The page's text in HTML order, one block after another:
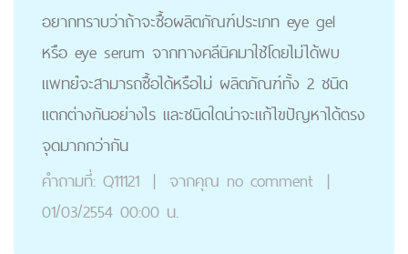
อยากทราบว่าถ้าจะซื้อผลิตภัณฑ์ประเภท eye gel
หรือ eye serum จากทางคลีนิคมาใช้โดยไม่ได้พบ
แพทย์่จะสามารถซื้อได้หรือไม่ ผลิตภัณฑ์ทั้ง 2 ชนิด
แตกต่างกันอย่างไร และชนิดใดน่าจะแก้ไขปัญหาได้ตรง
จุดมากกว่ากัน
คำถามที่: Q11121 | จากคุณ no comment |
01/03/2554 00:00 น.